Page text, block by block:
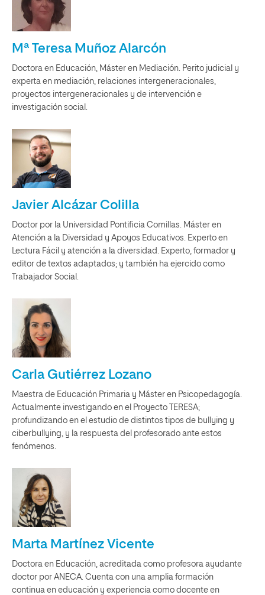
Mª Teresa Muñoz Alarcón
Doctora en Educación, Máster en Mediación. Perito judicial y
experta en mediación, relaciones intergeneracionales,
proyectos intergeneracionales y de intervención e
investigación social.
Javier Alcázar Colilla
Doctor por la Universidad Pontificia Comillas. Máster en
Atención a la Diversidad y Apoyos Educativos. Experto en
Lectura Fácil y atención a la diversidad. Experto, formador y
editor de textos adaptados; y también ha ejercido como
Trabajador Social.
Carla Gutiérrez Lozano
Maestra de Educación Primaria y Máster en Psicopedagogía.
Actualmente investigando en el Proyecto TERESA;
profundizando en el estudio de distintos tipos de bullying y
ciberbullying, y la respuesta del profesorado ante estos
fenómenos.
Marta Martínez Vicente
Doctora en Educación, acreditada como profesora ayudante
doctor por ANECA. Cuenta con una amplia formación
continua en educación y experiencia como docente en